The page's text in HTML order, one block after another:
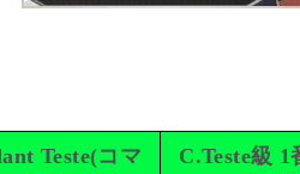
Teste(コマ
C.Teste級